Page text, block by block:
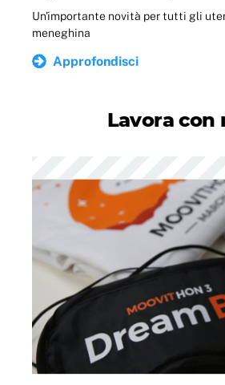
Un'importante novità per tutti gli
meneghina
Approfondisci
Lavora con